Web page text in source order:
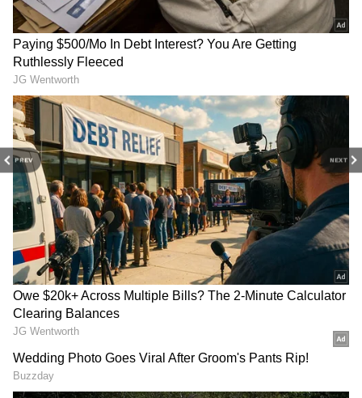
PREV NEXT
నెలరోజులు అయినా చాలా తాజాగా ఉంటాయి.